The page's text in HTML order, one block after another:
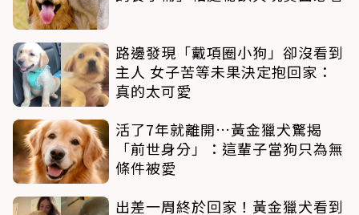
路邊發現「戴項圈小狗」卻沒看到
主人 女子苦等未果決定抱回家：
真的太可愛
活了7年就離開…黃金獵犬驚揭
「前世身分」：這輩子當狗只為無
條件被愛
出差一周終於回家！黃金獵犬看到